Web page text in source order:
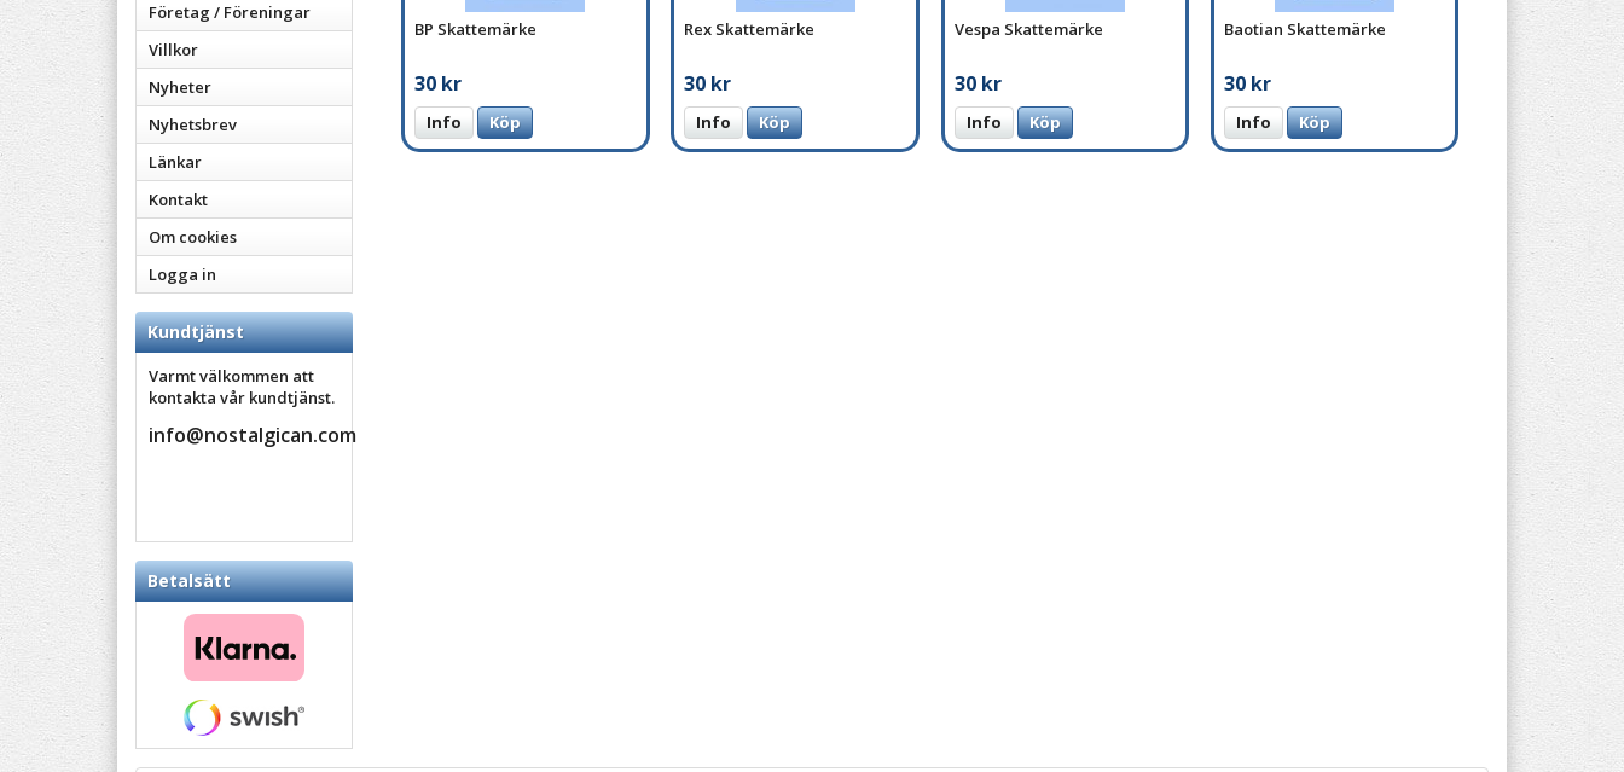
Företag / Föreningar
Villkor
Nyheter
Nyhetsbrev
Länkar
Kontakt
Om cookies
Logga in
Kundtjänst
Varmt välkommen att
kontakta vår kundtjänst.
info@nostalgican.com
Betalsätt
BP Skattemärke
30 kr
Info Köp
Rex Skattemärke
30 kr
Info Köp
Vespa Skattemärke
30 kr
Info Köp
Baotian Skattemärke
30 kr
Info Köp